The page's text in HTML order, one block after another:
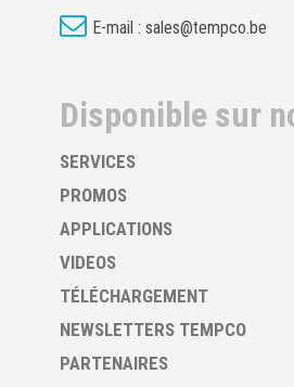
E-mail : sales@tempco.be
Disponible sur
SERVICES
PROMOS
APPLICATIONS
VIDEOS
TÉLÉCHARGEMENT
NEWSLETTERS TEMPCO
PARTENAIRES